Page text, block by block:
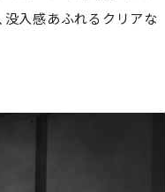
没入感あふれるクリアな